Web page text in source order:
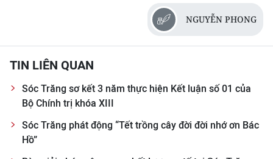
NGUYỄN PHONG
TIN LIÊN QUAN
Sóc Trăng sơ kết 3 năm thực hiện Kết luận số 01 của
Bộ Chính trị khóa XIII
Sóc Trăng phát động “Tết trồng cây đời đời nhớ ơn Bác
Hồ”